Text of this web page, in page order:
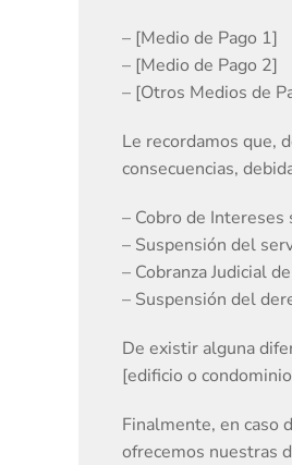
– [Medio de Pago 1]
– [Medio de Pago 2]
– [Otros Medios de
Le recordamos que,
consecuencias,
– Cobro de
– Suspensión del
– Cobranza Judicial
– Suspensión del
De existir alguna
[edificio o
Finalmente, en caso
ofrecemos nuestras